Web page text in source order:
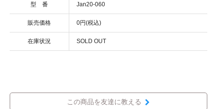
型 番 Jan20-060
販売価格 0円(税込)
在庫状況 SOLD OUT
この商品を友達に教える